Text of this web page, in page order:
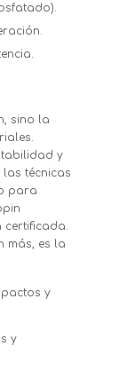
sino la
y
técnicas
para
certificada.
más, es la
y
y